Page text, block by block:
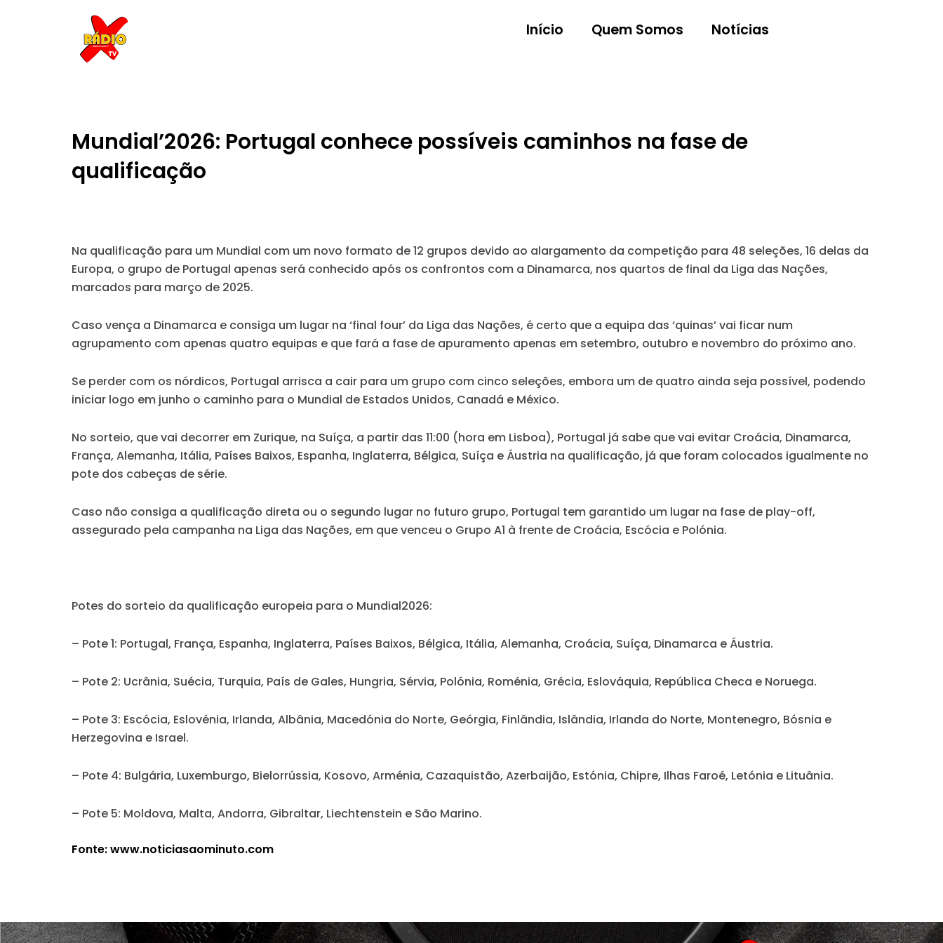
Início Quem Somos Notícias
Mundial’2026: Portugal conhece possíveis caminhos na fase de
qualificação
Na qualificação para um Mundial com um novo formato de 12 grupos devido ao alargamento da competição para 48 seleções, 16 delas da
Europa, o grupo de Portugal apenas será conhecido após os confrontos com a Dinamarca, nos quartos de final da Liga das Nações,
marcados para março de 2025.
Caso vença a Dinamarca e consiga um lugar na ‘final four’ da Liga das Nações, é certo que a equipa das ‘quinas’ vai ficar num
agrupamento com apenas quatro equipas e que fará a fase de apuramento apenas em setembro, outubro e novembro do próximo ano.
Se perder com os nórdicos, Portugal arrisca a cair para um grupo com cinco seleções, embora um de quatro ainda seja possível, podendo
iniciar logo em junho o caminho para o Mundial de Estados Unidos, Canadá e México.
No sorteio, que vai decorrer em Zurique, na Suíça, a partir das 11:00 (hora em Lisboa), Portugal já sabe que vai evitar Croácia, Dinamarca,
França, Alemanha, Itália, Países Baixos, Espanha, Inglaterra, Bélgica, Suíça e Áustria na qualificação, já que foram colocados igualmente no
pote dos cabeças de série.
Caso não consiga a qualificação direta ou o segundo lugar no futuro grupo, Portugal tem garantido um lugar na fase de play-off,
assegurado pela campanha na Liga das Nações, em que venceu o Grupo A1 à frente de Croácia, Escócia e Polónia.
Potes do sorteio da qualificação europeia para o Mundial2026:
– Pote 1: Portugal, França, Espanha, Inglaterra, Países Baixos, Bélgica, Itália, Alemanha, Croácia, Suíça, Dinamarca e Áustria.
– Pote 2: Ucrânia, Suécia, Turquia, País de Gales, Hungria, Sérvia, Polónia, Roménia, Grécia, Eslováquia, República Checa e Noruega.
– Pote 3: Escócia, Eslovénia, Irlanda, Albânia, Macedónia do Norte, Geórgia, Finlândia, Islândia, Irlanda do Norte, Montenegro, Bósnia e
Herzegovina e Israel.
– Pote 4: Bulgária, Luxemburgo, Bielorrússia, Kosovo, Arménia, Cazaquistão, Azerbaijão, Estónia, Chipre, Ilhas Faroé, Letónia e Lituânia.
– Pote 5: Moldova, Malta, Andorra, Gibraltar, Liechtenstein e São Marino.
Fonte: www.noticiasaominuto.com